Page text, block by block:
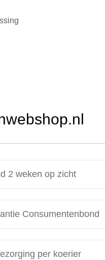
2 weken op zicht
Consumentenbond
per koerier